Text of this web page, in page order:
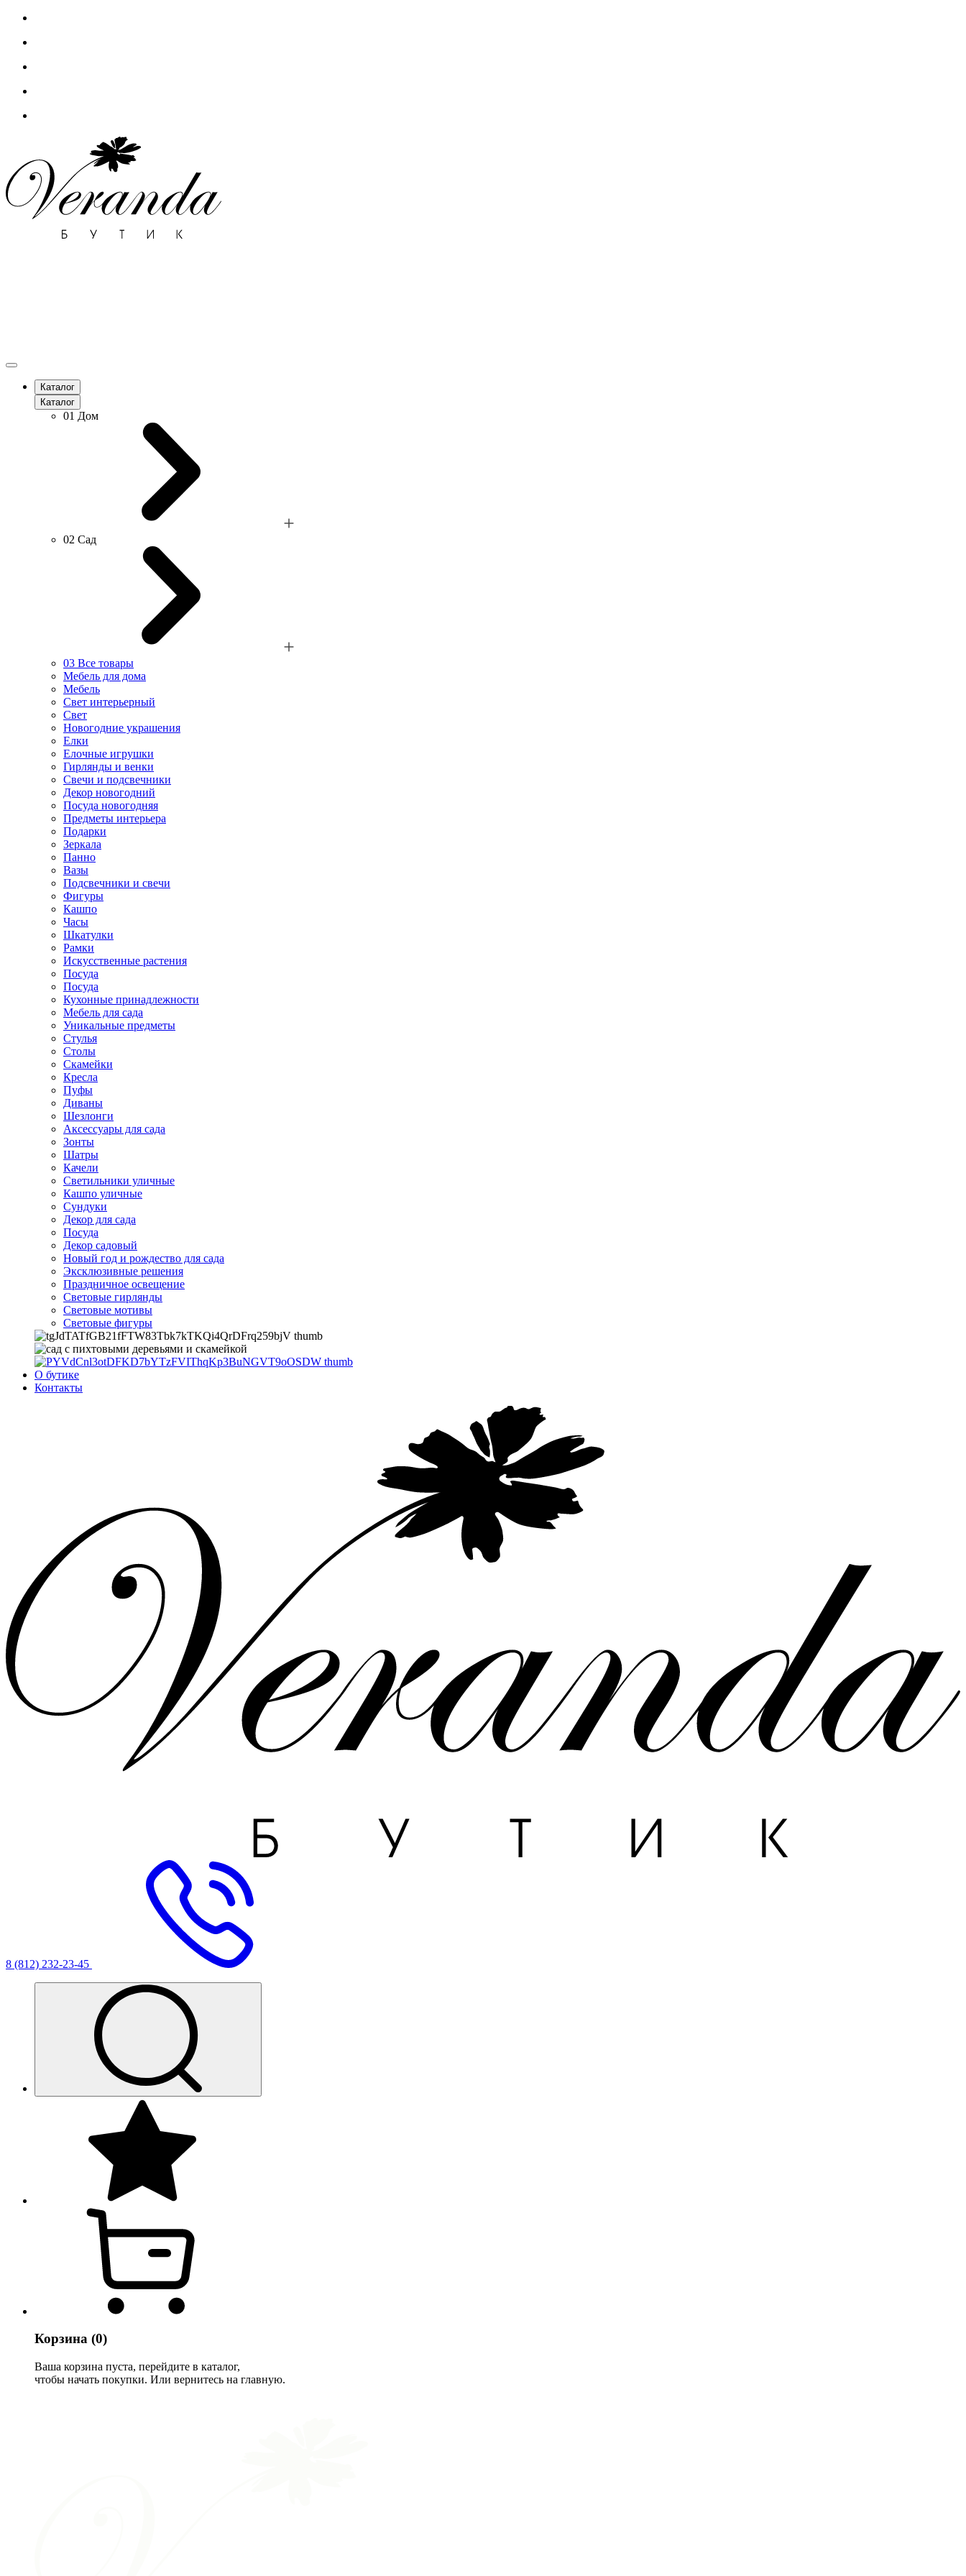
Каталог
Каталог
01 Дом
02 Сад
03 Все товары
Мебель для дома
Мебель
Свет интерьерный
Свет
Новогодние украшения
Елки
Елочные игрушки
Гирлянды и венки
Свечи и подсвечники
Декор новогодний
Посуда новогодняя
Предметы интерьера
Подарки
Зеркала
Панно
Вазы
Подсвечники и свечи
Фигуры
Кашпо
Часы
Шкатулки
Рамки
Искусственные растения
Посуда
Посуда
Кухонные принадлежности
Мебель для сада
Уникальные предметы
Стулья
Столы
Скамейки
Кресла
Пуфы
Диваны
Шезлонги
Аксессуары для сада
Зонты
Шатры
Качели
Cветильники уличные
Кашпо уличные
Сундуки
Декор для сада
Посуда
Декор садовый
Новый год и рождество для сада
Эксклюзивные решения
Праздничное освещение
Световые гирлянды
Световые мотивы
Световые фигуры
О бутике
Контакты
8 (812) 232-23-45
Корзина (0)
Ваша корзина пуста, перейдите в каталог,
чтобы начать покупки. Или вернитесь на главную.